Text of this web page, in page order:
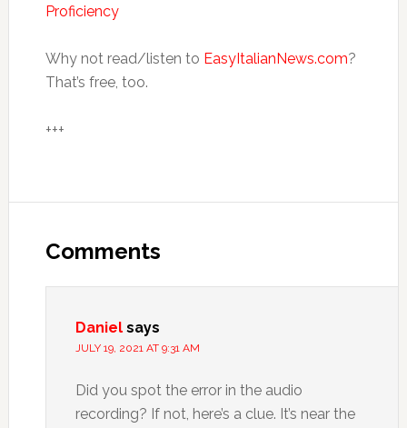
Proficiency
Why not read/listen to EasyItalianNews.com?
That’s free, too.
+++
Comments
Daniel says
JULY 19, 2021 AT 9:31 AM
Did you spot the error in the audio
recording? If not, here’s a clue. It’s near the